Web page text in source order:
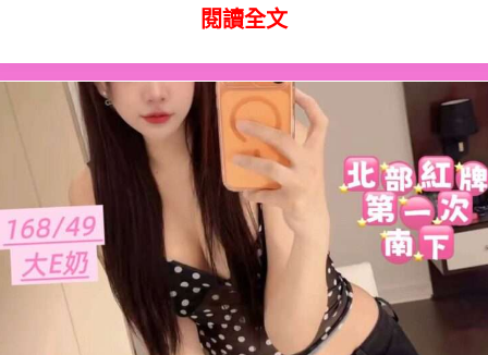
閱讀全文